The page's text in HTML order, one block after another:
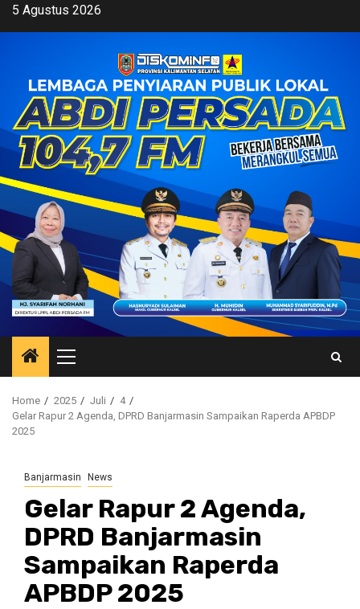
Skip5 Agustus 2026
Primary
Menu
Home 2025 Juli
4
Gelar Rapur 2 Agenda, DPRD Banjarmasin Sampaikan Raperda APBDP
2025
Banjarmasin News
Gelar Rapur 2 Agenda,
DPRD Banjarmasin
Sampaikan Raperda
APBDP 2025